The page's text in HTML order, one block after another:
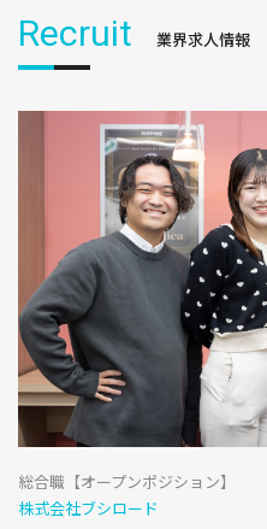
Recruit 業界求人情報
総合職【オープンポジション】
株式会社ブシロード